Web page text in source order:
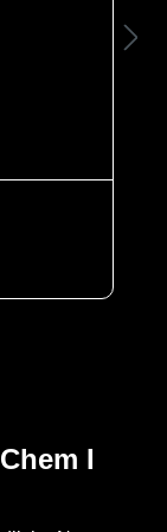
Chemikalien.
ideal für
erfüllt die
Biobarriere
Gefahren.
ab. Der
Laugen,
I